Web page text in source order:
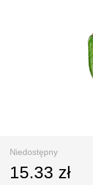
Niedostępny
15.33 zł